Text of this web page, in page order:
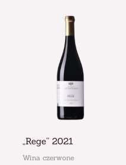
„Rege” 2021
Wina czerwone